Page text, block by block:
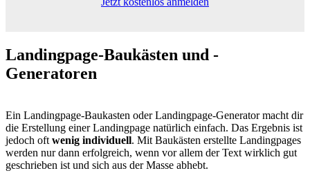
Landingpage-Baukästen und -
Generatoren
Ein Landingpage-Baukasten oder Landingpage-Generator macht dir
die Erstellung einer Landingpage natürlich einfach. Das Ergebnis ist
jedoch oft wenig individuell. Mit Baukästen erstellte Landingpages
werden nur dann erfolgreich, wenn vor allem der Text wirklich gut
geschrieben ist und sich aus der Masse abhebt.